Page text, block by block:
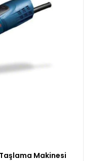
Makinesi